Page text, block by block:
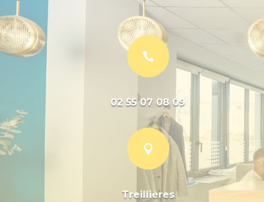

02 55 07 08 09

Treillières